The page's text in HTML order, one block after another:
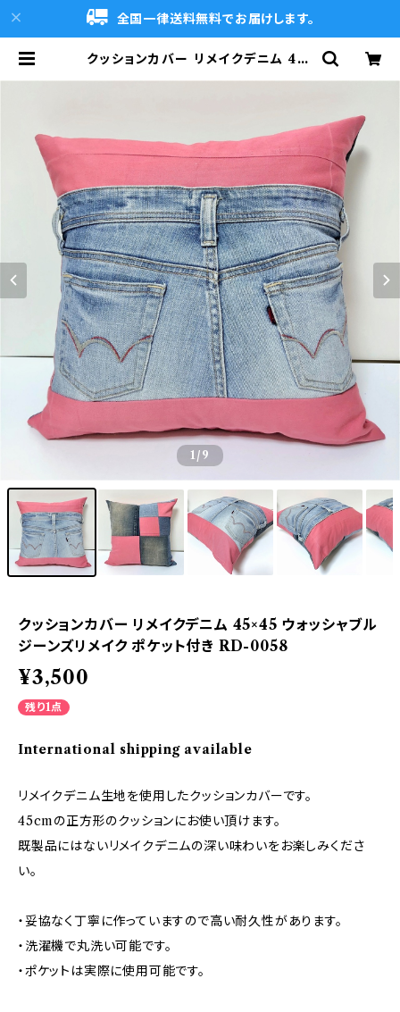
全国一律送料無料でお届けします。
クッションカバー リメイクデニム 45×
1/9
クッションカバー リメイクデニム 45×45 ウォッシャブル
ジーンズリメイク ポケット付き RD-0058
¥3,500
残り1点
International shipping available
リメイクデニム生地を使用したクッションカバーです。
45cmの正方形のクッションにお使い頂けます。
既製品にはないリメイクデニムの深い味わいをお楽しみくださ
い。
・妥協なく丁寧に作っていますので高い耐久性があります。
・洗濯機で丸洗い可能です。
・ポケットは実際に使用可能です。